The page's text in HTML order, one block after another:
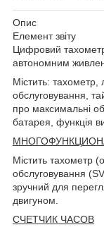
Опис
Елемент звіту
Цифровий
автономним
Містить: тахометр,
обслуговування,
про максимальні
батарея, функція
Містить тахометр
обслуговування
зручний для
двигуном.
СЧЕТЧИК ЧАСОВ